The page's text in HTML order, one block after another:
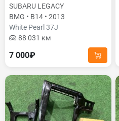
SUBARU LEGACY
BMG • B14 • 2013
White Pearl 37J
88 031 км
7 000₽